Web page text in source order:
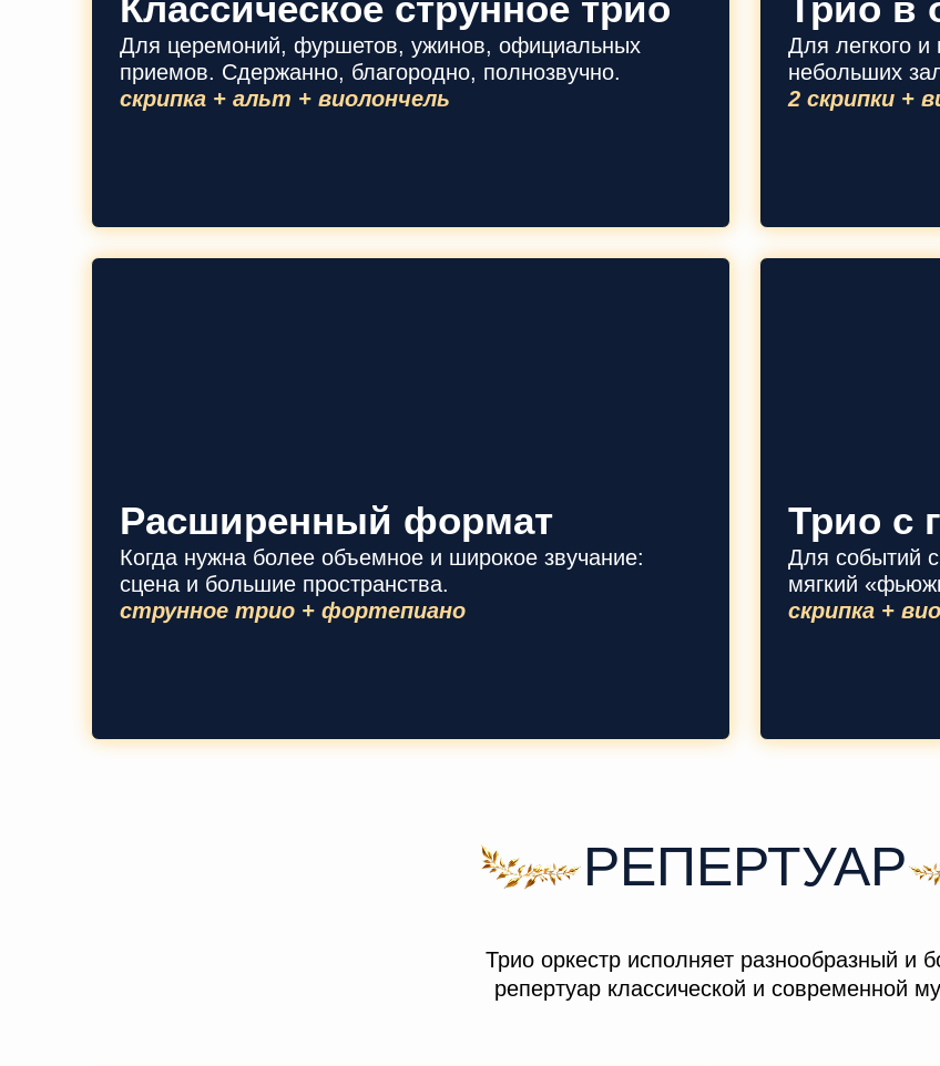
Для церемоний, фуршетов, ужинов, официальных
приемов. Сдержанно, благородно, полнозвучно.
скрипка + альт + виолончель
Для легкого и
небольших
2 скрипки +
Расширенный формат
Когда нужна более объемное и широкое звучание:
сцена и большие пространства.
струнное трио + фортепиано
Трио с
Для событий
мягкий
скрипка +
РЕПЕРТУАР
Трио оркестр исполняет разнообразный и
репертуар классической и современной